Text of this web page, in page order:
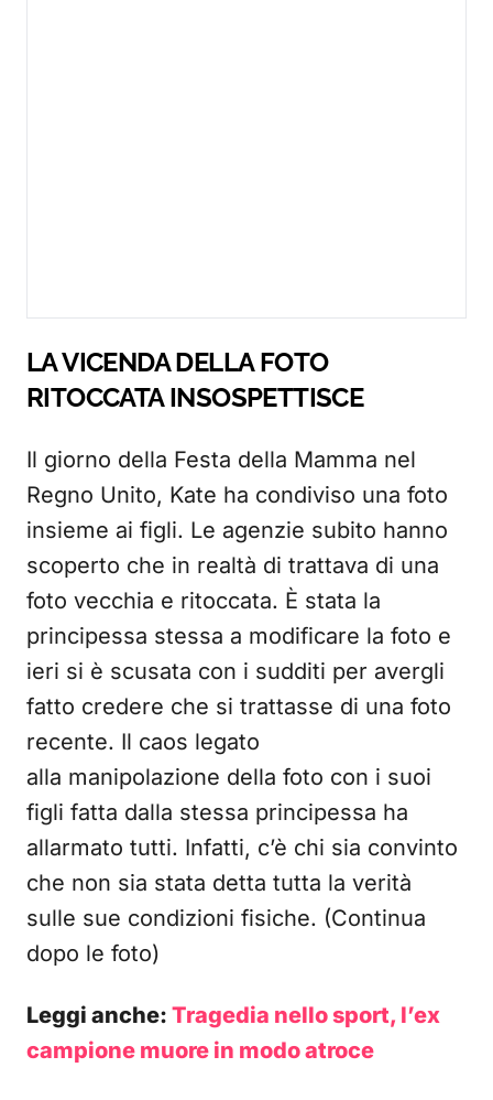
LA VICENDA DELLA FOTO
RITOCCATA INSOSPETTISCE
Il giorno della Festa della Mamma nel
Regno Unito, Kate ha condiviso una foto
insieme ai figli. Le agenzie subito hanno
scoperto che in realtà di trattava di una
foto vecchia e ritoccata. È stata la
principessa stessa a modificare la foto e
ieri si è scusata con i sudditi per avergli
fatto credere che si trattasse di una foto
recente. Il caos legato
alla manipolazione della foto con i suoi
figli fatta dalla stessa principessa ha
allarmato tutti. Infatti, c’è chi sia convinto
che non sia stata detta tutta la verità
sulle sue condizioni fisiche. (Continua
dopo le foto)
Leggi anche: Tragedia nello sport, l’ex
campione muore in modo atroce